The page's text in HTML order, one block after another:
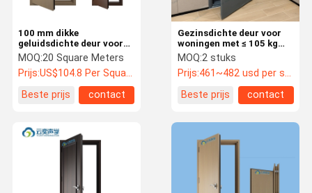
Gezinsdichte deur voor
woningen met ≤ 105 kg
productgewicht en hoge
geluidsisolatie
MOQ:2 stuks
Prijs:461~482 usd per square meter
Beste prijs
contact
100 mm dikke
geluidsdichte deur voor
kantoren in grijs hout
hout graan
poedercoating
MOQ:20 Square Meters
Prijs:US$104.8 Per Square Meter
Beste prijs
contact